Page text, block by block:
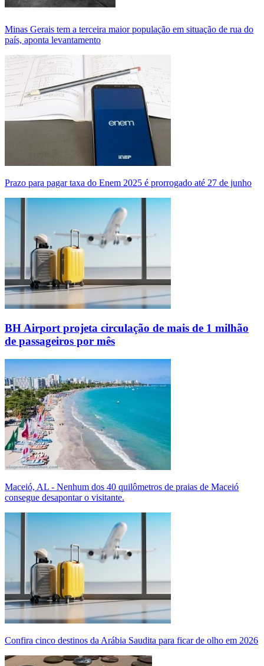
Minas Gerais tem a terceira maior população em situação de rua do
país, aponta levantamento
Prazo para pagar taxa do Enem 2025 é prorrogado até 27 de junho
BH Airport projeta circulação de mais de 1 milhão
de passageiros por mês
Maceió, AL - Nenhum dos 40 quilômetros de praias de Maceió
consegue desapontar o visitante.
Confira cinco destinos da Arábia Saudita para ficar de olho em 2026